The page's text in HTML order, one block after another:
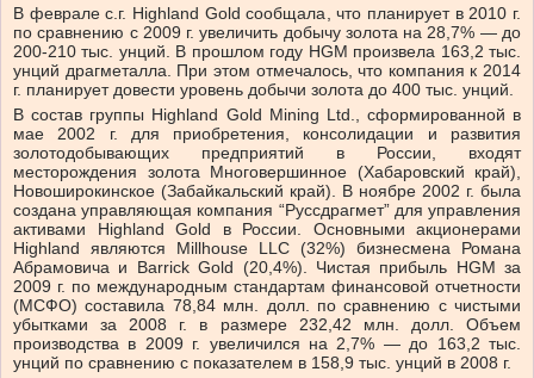
В феврале с.г. Highland Gold сообщала, что планирует в 2010 г.
по сравнению с 2009 г. увеличить добычу золота на 28,7% — до
200-210 тыс. унций. В прошлом году HGM произвела 163,2 тыс.
унций драгметалла. При этом отмечалось, что компания к 2014
г. планирует довести уровень добычи золота до 400 тыс. унций.
В состав группы Highland Gold Mining Ltd., сформированной в
мае 2002 г. для приобретения, консолидации и развития
золотодобывающих предприятий в России, входят
месторождения золота Многовершинное (Хабаровский край),
Новоширокинское (Забайкальский край). В ноябре 2002 г. была
создана управляющая компания “Руссдрагмет” для управления
активами Highland Gold в России. Основными акционерами
Highland являются Millhouse LLC (32%) бизнесмена Романа
Абрамовича и Barrick Gold (20,4%). Чистая прибыль HGM за
2009 г. по международным стандартам финансовой отчетности
(МСФО) составила 78,84 млн. долл. по сравнению с чистыми
убытками за 2008 г. в размере 232,42 млн. долл. Объем
производства в 2009 г. увеличился на 2,7% — до 163,2 тыс.
унций по сравнению с показателем в 158,9 тыс. унций в 2008 г.